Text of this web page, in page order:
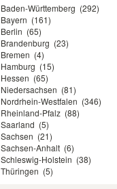
Baden-Württemberg (292)
Bayern (161)
Berlin (65)
Brandenburg (23)
Bremen (4)
Hamburg (15)
Hessen (65)
Niedersachsen (81)
Nordrhein-Westfalen (346)
Rheinland-Pfalz (88)
Saarland (5)
Sachsen (21)
Sachsen-Anhalt (6)
Schleswig-Holstein (38)
Thüringen (5)